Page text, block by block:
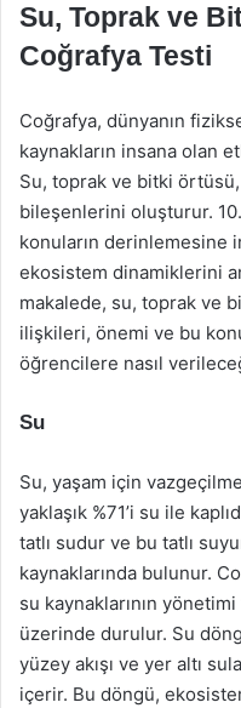
Su, Toprak ve
Coğrafya Testi
Coğrafya, dünyanın
kaynakların insana olan
Su, toprak ve bitki
bileşenlerini oluşturur.
konuların derinlemesine
ekosistem dinamiklerini
makalede, su, toprak ve
ilişkileri, önemi ve bu
öğrencilere nasıl
Su
Su, yaşam için
yaklaşık %71’i su ile
tatlı sudur ve bu tatlı
kaynaklarında bulunur.
su kaynaklarının
üzerinde durulur. Su
yüzey akışı ve yer altı
içerir. Bu döngü,